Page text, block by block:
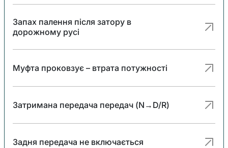
Запах палення після затору в
дорожному русі
Муфта проковзує – втрата потужності
Затримана передача передач (N→D/R)
Задня передача не включається